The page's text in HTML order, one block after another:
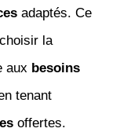
adaptés. Ce
la
aux besoins
tenant
offertes.